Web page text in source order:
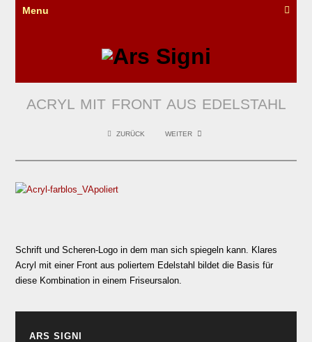
Menu
ACRYL MIT FRONT AUS EDELSTAHL
ZURÜCK WEITER
Schrift und Scheren-Logo in dem man sich spiegeln kann. Klares
Acryl mit einer Front aus poliertem Edelstahl bildet die Basis für
diese Kombination in einem Friseursalon.
ARS SIGNI